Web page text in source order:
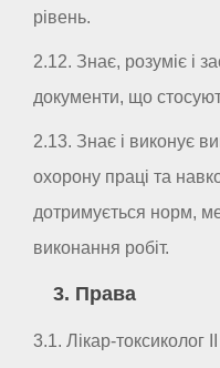
рівень.
2.12. Знає, розуміє і
документи, що
2.13. Знає і виконує
охорону праці та
дотримується норм,
виконання робіт.
3. Права
3.1. Лікар-токсиколог II